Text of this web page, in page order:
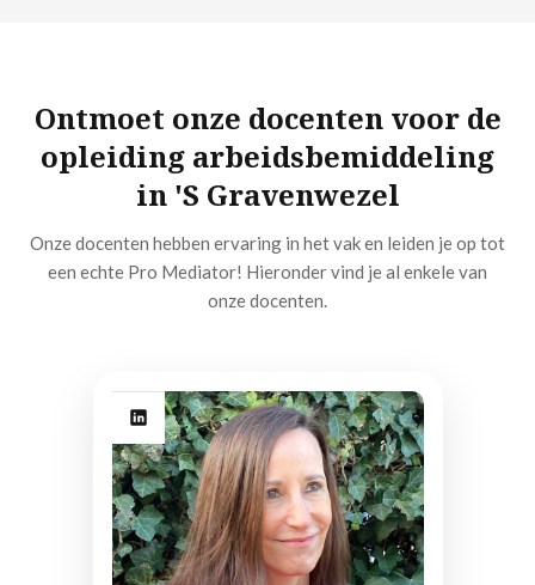
Ontmoet onze docenten voor de
opleiding arbeidsbemiddeling
in 'S Gravenwezel
Onze docenten hebben ervaring in het vak en leiden je op tot
een echte Pro Mediator! Hieronder vind je al enkele van
onze docenten.